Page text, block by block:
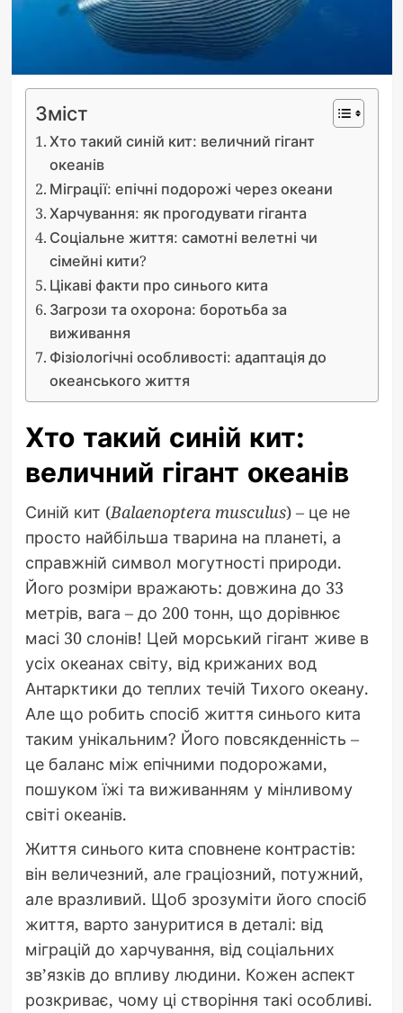
Зміст
Хто такий синій кит: величний гігант
океанів
Міграції: епічні подорожі через океани
Харчування: як прогодувати гіганта
Соціальне життя: самотні велетні чи
сімейні кити?
Цікаві факти про синього кита
Загрози та охорона: боротьба за
виживання
Фізіологічні особливості: адаптація до
океанського життя
Хто такий синій кит:
величний гігант океанів
Синій кит (Balaenoptera musculus) – це не
просто найбільша тварина на планеті, а
справжній символ могутності природи.
Його розміри вражають: довжина до 33
метрів, вага – до 200 тонн, що дорівнює
масі 30 слонів! Цей морський гігант живе в
усіх океанах світу, від крижаних вод
Антарктики до теплих течій Тихого океану.
Але що робить спосіб життя синього кита
таким унікальним? Його повсякденність –
це баланс між епічними подорожами,
пошуком їжі та виживанням у мінливому
світі океанів.
Життя синього кита сповнене контрастів:
він величезний, але граціозний, потужний,
але вразливий. Щоб зрозуміти його спосіб
життя, варто зануритися в деталі: від
міграцій до харчування, від соціальних
зв’язків до впливу людини. Кожен аспект
розкриває, чому ці створіння такі особливі.